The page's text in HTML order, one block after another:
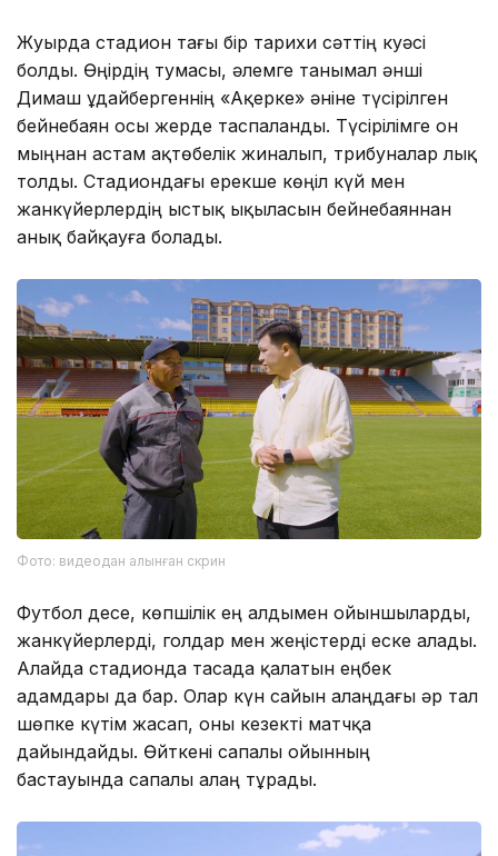
Жуырда стадион тағы бір тарихи сәттің куәсі
болды. Өңірдің тумасы, әлемге танымал әнші
Димаш Құдайбергеннің «Ақерке» әніне түсірілген
бейнебаян осы жерде таспаланды. Түсірілімге он
мыңнан астам ақтөбелік жиналып, трибуналар лық
толды. Стадиондағы ерекше көңіл күй мен
жанкүйерлердің ыстық ықыласын бейнебаяннан
анық байқауға болады.
Фото: видеодан алынған скрин
Футбол десе, көпшілік ең алдымен ойыншыларды,
жанкүйерлерді, голдар мен жеңістерді еске алады.
Алайда стадионда тасада қалатын еңбек
адамдары да бар. Олар күн сайын алаңдағы әр тал
шөпке күтім жасап, оны кезекті матчқа
дайындайды. Өйткені сапалы ойынның
бастауында сапалы алаң тұрады.